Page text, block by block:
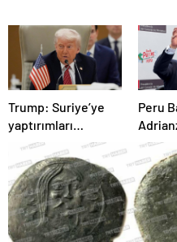
Trump: Suriye’ye
yaptırımları
kaldırıyoruz
Peru
etti